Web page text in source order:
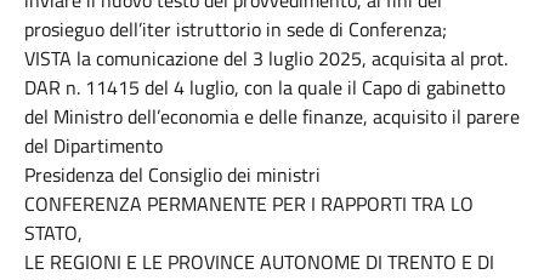
prosieguo dell’iter istruttorio in sede di Conferenza;
VISTA la comunicazione del 3 luglio 2025, acquisita al prot.
DAR n. 11415 del 4 luglio, con la quale il Capo di gabinetto
del Ministro dell’economia e delle finanze, acquisito il parere
del Dipartimento
Presidenza del Consiglio dei ministri
CONFERENZA PERMANENTE PER I RAPPORTI TRA LO
STATO,
LE REGIONI E LE PROVINCE AUTONOME DI TRENTO E DI